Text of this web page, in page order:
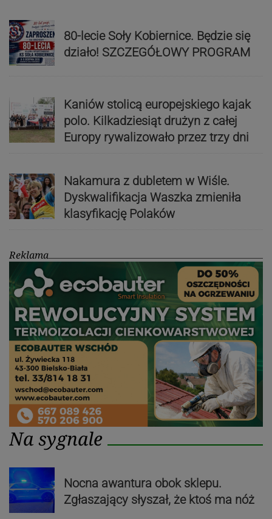
80-lecie Soły Kobiernice. Będzie się
działo! SZCZEGÓŁOWY PROGRAM
Kaniów stolicą europejskiego kajak
polo. Kilkadziesiąt drużyn z całej
Europy rywalizowało przez trzy dni
Nakamura z dubletem w Wiśle.
Dyskwalifikacja Waszka zmieniła
klasyfikację Polaków
Reklama
Na sygnale
Nocna awantura obok sklepu.
Zgłaszający słyszał, że ktoś ma nóż